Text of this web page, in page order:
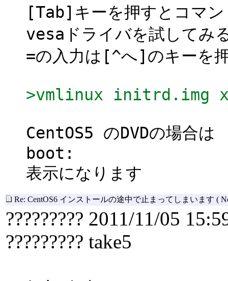
[Tab]キーを押すとコマ
vesaドライバを試してみ
=の入力は[^へ]のキーを
>vmlinux initrd.img
CentOS5 のDVDの場合は
boot:
表示になります
Re: CentOS6 インストールの途中で止まってしまいます (
????????? 2011/11/05
????????? take5